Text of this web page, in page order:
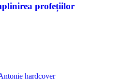
profețiilor